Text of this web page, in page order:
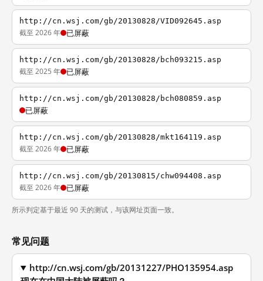
http://cn.wsj.com/gb/20130828/VID092645.asp
截至 2026 年 已屏蔽
http://cn.wsj.com/gb/20130828/bch093215.asp
截至 2025 年 已屏蔽
http://cn.wsj.com/gb/20130828/bch080859.asp
已屏蔽
http://cn.wsj.com/gb/20130828/mkt164119.asp
截至 2026 年 已屏蔽
http://cn.wsj.com/gb/20130815/chw094408.asp
截至 2026 年 已屏蔽
所示判定基于最近 90 天的测试，与该网址页面一致。
常见问题
http://cn.wsj.com/gb/20131227/PHO135954.asp